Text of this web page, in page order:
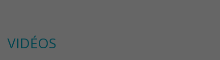
VIDÉOS